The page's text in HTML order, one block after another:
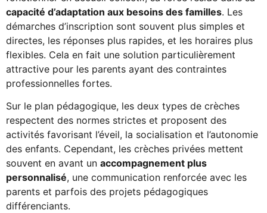
capacité d’adaptation aux besoins des familles. Les
démarches d’inscription sont souvent plus simples et
directes, les réponses plus rapides, et les horaires plus
flexibles. Cela en fait une solution particulièrement
attractive pour les parents ayant des contraintes
professionnelles fortes.
Sur le plan pédagogique, les deux types de crèches
respectent des normes strictes et proposent des
activités favorisant l’éveil, la socialisation et l’autonomie
des enfants. Cependant, les crèches privées mettent
souvent en avant un accompagnement plus
personnalisé, une communication renforcée avec les
parents et parfois des projets pédagogiques
différenciants.